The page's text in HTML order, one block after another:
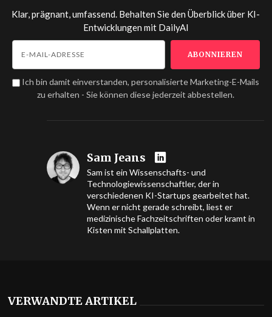
Klar, prägnant, umfassend. Behalten Sie den Überblick über KI-
Entwicklungen mit DailyAI
Ich bin damit einverstanden, personalisierte Marketing-E-Mails
zu erhalten - Sie können diese jederzeit abbestellen.
Sam Jeans
Sam ist ein Wissenschafts- und
Technologiewissenschaftler, der in
verschiedenen KI-Startups gearbeitet hat.
Wenn er nicht gerade schreibt, liest er
medizinische Fachzeitschriften oder kramt in
Kisten mit Schallplatten.
VERWANDTE ARTIKEL